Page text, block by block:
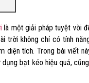
là một giải pháp tuyệt vời
trời không chỉ có tính
diện tích. Trong bài viết
bạt kéo hiệu quả,